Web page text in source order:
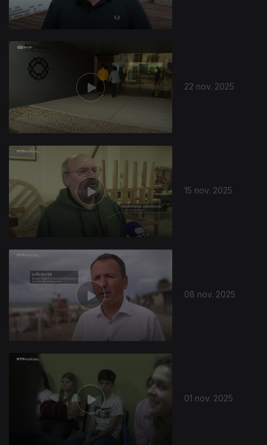
22 nov. 2025
15 nov. 2025
08 nov. 2025
01 nov. 2025
884792